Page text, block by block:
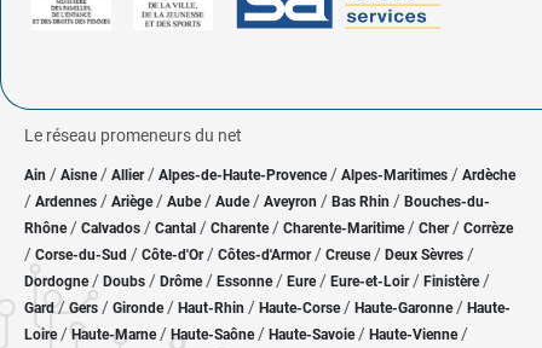
Le réseau promeneurs du net
Ain / Aisne/ Allier/ Alpes-de-Haute-Provence / Alpes-Maritimes / Ardèche
/ Ardennes / Ariège/ Aube/ Aude / Aveyron / Bas Rhin / Bouches-du-
Rhône/ Calvados / Cantal / Charente / Charente-Maritime/ Cher / Corrèze
/ Corse-du-Sud / Côte-d'Or / Côtes-d'Armor/ Creuse/ Deux Sèvres /
Dordogne/ Doubs / Drôme/ Essonne / Eure/ Eure-et-Loir / Finistère/
Gard/ Gers / Gironde/ Haut-Rhin / Haute-Corse/ Haute-Garonne/ Haute-
Loire/Haute-Marne/ Haute-Saône/ Haute-Savoie/ Haute-Vienne/